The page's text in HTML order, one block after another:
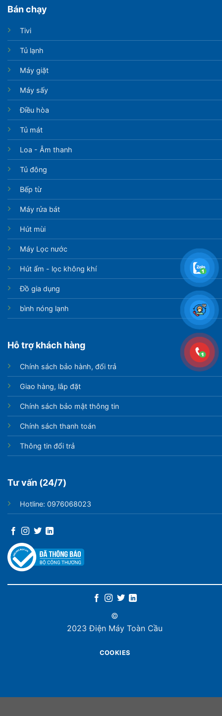
Bán chạy
Tivi
Tủ lạnh
Máy giặt
Máy sấy
Điều hòa
Tủ mát
Loa - Âm thanh
Tủ đông
Bếp từ
Máy rửa bát
Hút mùi
Máy Lọc nước
Hút ẩm - lọc không khí
Đồ gia dụng
bình nóng lạnh
Hỗ trợ khách hàng
Chính sách bảo hành, đổi trả
Giao hàng, lắp đặt
Chính sách bảo mật thông tin
Chính sách thanh toán
Thông tin đổi trả
Tư vấn (24/7)
Hotline: 0976068023
©
2023 Điện Máy Toàn Cầu
COOKIES